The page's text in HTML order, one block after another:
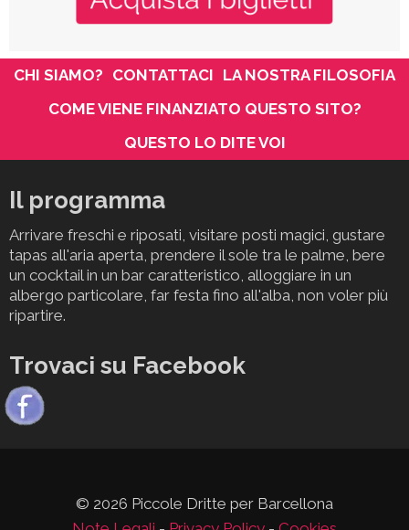
CHI SIAMO? CONTATTACI LA NOSTRA FILOSOFIA
COME VIENE FINANZIATO QUESTO SITO?
QUESTO LO DITE VOI
Il programma
Arrivare freschi e riposati, visitare posti magici, gustare
tapas all'aria aperta, prendere il sole tra le palme, bere
un cocktail in un bar caratteristico, alloggiare in un
albergo particolare, far festa fino all'alba, non voler più
ripartire.
Trovaci su Facebook
© 2026 Piccole Dritte per Barcellona